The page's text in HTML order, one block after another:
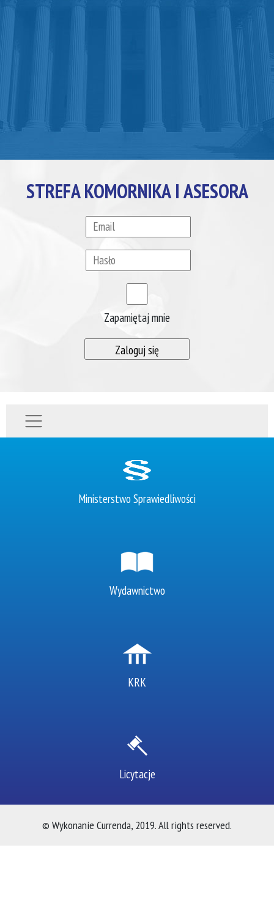
STREFA KOMORNIKA I ASESORA
Zapamiętaj mnie
Ministerstwo Sprawiedliwości
Wydawnictwo
KRK
Licytacje
© Wykonanie Currenda, 2019. All rights reserved.